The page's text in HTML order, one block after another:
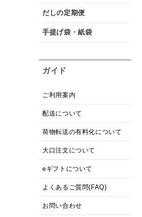
だしの定期便
手提げ袋・紙袋
ガイド
ご利用案内
配送について
荷物転送の有料化について
大口注文について
eギフトについて
よくあるご質問(FAQ)
お問い合わせ